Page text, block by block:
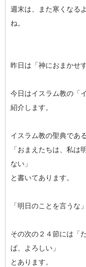
週末は、また寒くなる
ね。
昨日は「神におまかせ
今日はイスラム教の「
紹介します。
イスラム教の聖典であ
「おまえたちは、私は
ない」
と書いてあります。
「明日のことを言うな
その次の２４節には「
ば、よろしい」
とあります。